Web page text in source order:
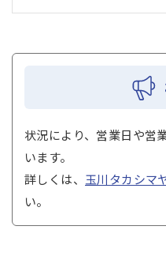
状況により、営業日や営
います。
詳しくは、 玉川タカシマ
い。